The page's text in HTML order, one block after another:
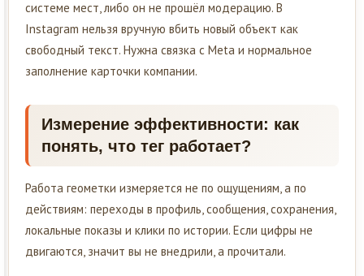
системе мест, либо он не прошёл модерацию. В
Instagram нельзя вручную вбить новый объект как
свободный текст. Нужна связка с Meta и нормальное
заполнение карточки компании.
Измерение эффективности: как
понять, что тег работает?
Работа геометки измеряется не по ощущениям, а по
действиям: переходы в профиль, сообщения, сохранения,
локальные показы и клики по истории. Если цифры не
двигаются, значит вы не внедрили, а прочитали.